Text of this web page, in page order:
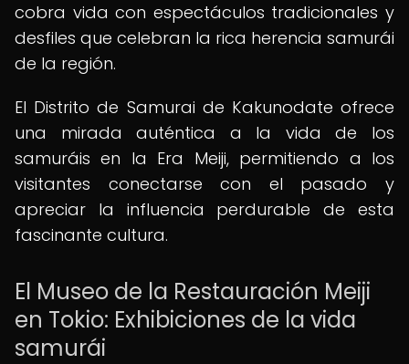
cobra vida con espectáculos tradicionales y
desfiles que celebran la rica herencia samurái
de la región.
El Distrito de Samurai de Kakunodate ofrece
una mirada auténtica a la vida de los
samuráis en la Era Meiji, permitiendo a los
visitantes conectarse con el pasado y
apreciar la influencia perdurable de esta
fascinante cultura.
El Museo de la Restauración Meiji
en Tokio: Exhibiciones de la vida
samurái